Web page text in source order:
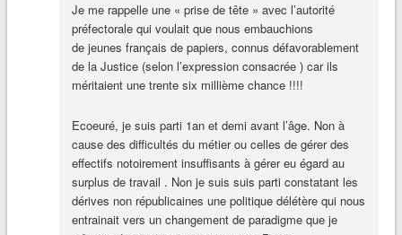
Je me rappelle une « prise de tête » avec l’autorité
préfectorale qui voulait que nous embauchions
de jeunes français de papiers, connus défavorablement
de la Justice (selon l’expression consacrée ) car ils
méritaient une trente six millième chance !!!!
Ecoeuré, je suis parti 1an et demi avant l’âge. Non à
cause des difficultés du métier ou celles de gérer des
effectifs notoirement insuffisants à gérer eu égard au
surplus de travail . Non je suis suis parti constatant les
dérives non républicaines une politique délétère qui nous
entrainait vers un changement de paradigme que je